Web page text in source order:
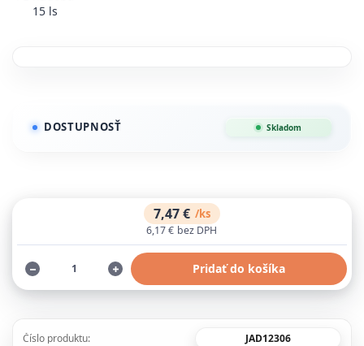
DOSTUPNOSŤ Skladom
7,47 € /ks
6,17 € bez DPH
Pridať do košíka
Číslo produktu: JAD12306